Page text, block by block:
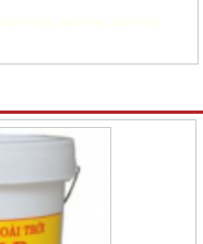
sua tivi lcd sua tivi led
sua tivi tai